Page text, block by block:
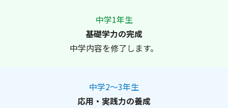
中学1年生
基礎学力の完成
中学内容を修了します。
中学2〜3年生
応用・実践力の養成